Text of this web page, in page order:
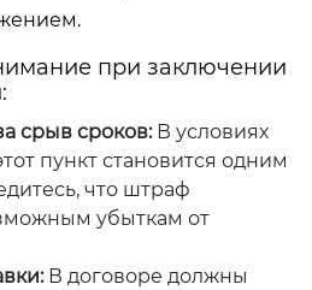
при заключении
срыв сроков:В условиях
пункт становится одним
что штраф
убыткам от
В договоре должны